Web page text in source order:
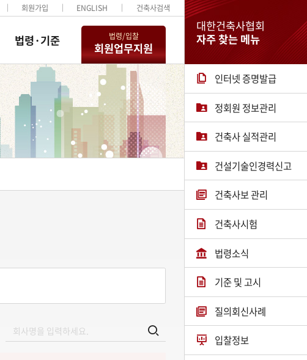
대한건축사협회
자주 찾는 메뉴
인터넷 증명발급
정회원 정보관리
건축사 실적관리
건설기술인경력신고
건축사보 관리
건축사시험
법령소식
기준 및 고시
질의회신사례
입찰정보
회원가입 ENGLISH 건축사검색
법령·기준 법령/입찰
회원업무지원